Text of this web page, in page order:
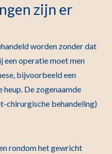
zijn er
worden zonder dat
een operatie moet men
bijvoorbeeld een
De zogenaamde
chirurgische behandeling)
rondom het gewricht